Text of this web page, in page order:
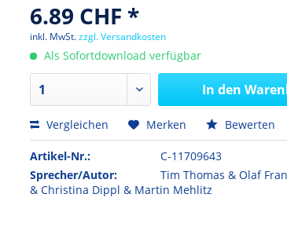
6.89 CHF *
inkl. MwSt.zzgl. Versandkosten
Als Sofortdownload verfügbar
In den
Vergleichen Merken Bewerten
Artikel-Nr.:
C-11709643
Sprecher/Autor:
Tim Thomas & Olaf
& Christina Dippl & Martin Mehlitz